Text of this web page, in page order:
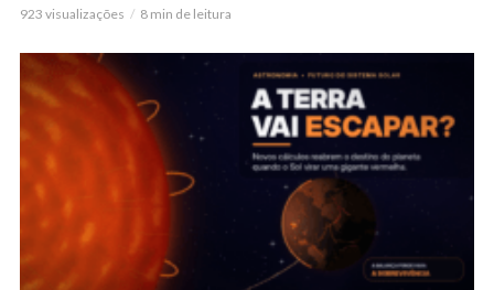
923 visualizações 8 min de leitura